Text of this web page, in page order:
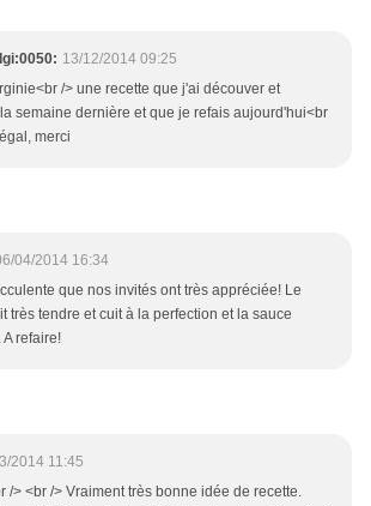
13/12/2014 09:25
/> une recette que j'ai découver et
semaine dernière et que je refais aujourd'hui<br
merci
04/2014 16:34
que nos invités ont très appréciée! Le
très tendre et cuit à la perfection et la sauce
refaire!
2014 11:45
/> <br /> Vraiment très bonne idée de recette.